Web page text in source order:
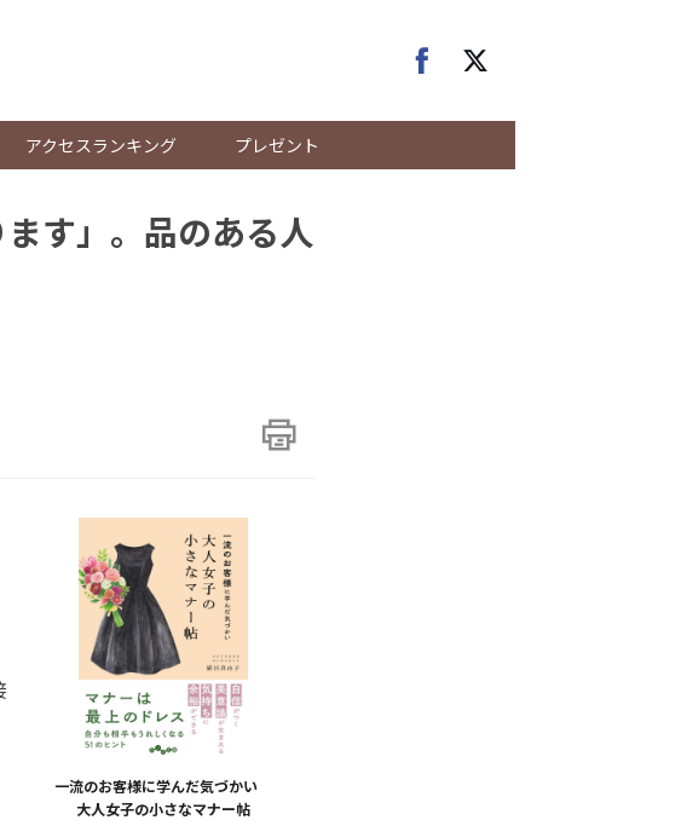
アクセスランキング プレゼント
ます」。品のある人
一流のお客様に学んだ気づかい
大人女子の小さなマナー帖